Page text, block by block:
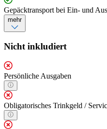
Gepäcktransport bei Ein- und
mehr
Nicht inkludiert
Persönliche Ausgaben
Obligatorisches Trinkgeld /